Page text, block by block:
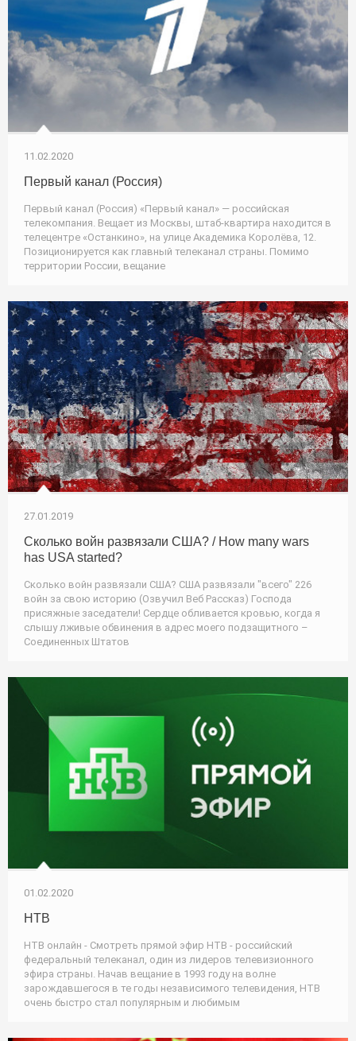
11.02.2020
Первый канал (Россия)
Первый канал (Россия) «Первый канал» — российская
телекомпания. Вещает из Москвы, штаб-квартира находится в
телецентре «Останкино», на улице Академика Королёва, 12.
Позиционируется как главный телеканал страны. Помимо
территории России, вещание
27.01.2019
Сколько войн развязали США? / How many wars
has USA started?
Сколько войн развязали США? США развязали "всего" 226
войн за свою историю (Озвучил Веб Рассказ) Господа
присяжные заседатели! Сердце обливается кровью, когда я
слышу лживые обвинения в адрес моего подзащитного –
Соединенных Штатов
01.02.2020
НТВ
НТВ онлайн - Смотреть прямой эфир НТВ - российский
федеральный телеканал, один из лидеров телевизионного
эфира страны. Начав вещание в 1993 году на волне
зарождавшегося в те годы независимого телевидения, НТВ
очень быстро стал популярным и любимым